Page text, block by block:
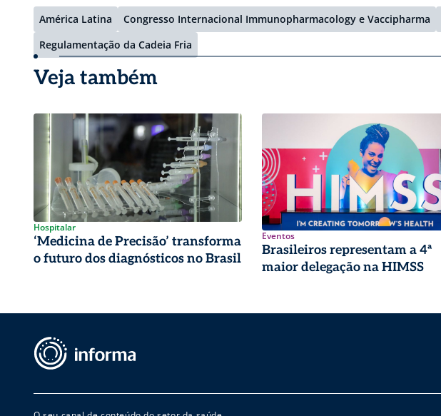
América Latina Congresso Internacional Immunopharmacology e Vaccipharma
Regulamentação da Cadeia Fria
Veja também
Hospitalar
‘Medicina de Precisão’ transforma
o futuro dos diagnósticos no Brasil
Eventos
Brasileiros representam a 4ª
maior delegação na HIMSS